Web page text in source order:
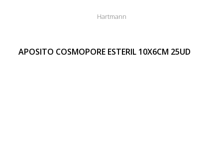
Hartmann
APOSITO COSMOPORE ESTERIL 10X6CM 25UD